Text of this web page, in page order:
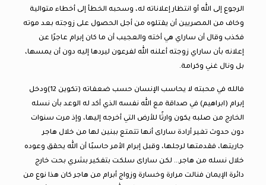
الرجوع إلى الله أو انتظار إعلاناته له، وسحبه الخطأ إلى أخطاء متوالية
وخاف من المصريين أن يقتلوه من أجل الحصول على زوجته بعد موته
فكذب وقال أن ساراي هي أخته والعجيب أن ما كان إبرام عاجرًا عن
إعلانه بأن ساراي زوجته أعلنه الله لفرعون ليردها إليه دون أن يمسها،
بل ونال غني وكرامة.
فالله في محبته لا يحاسب الإنسان حسب ضعفاته (تكوين 12)ودخل
إبرام (ابراهيم) في صداقة مع الله نفسه الذي أكد له الوعد بأن نسله
الخارج من صلبه يكون وارثًا للأرض التي أخرجه إليها، وإذ مرت سنوات
دون حدوث تغير أرادة ساراى أنها تتمتع ببنين لها من خلال هاجر
جاريتها، فقدمتها لرجلها، وقبل إبرام الأمر حاسبًا أن الله يحقق وعوده
خلال نسله من هاجر… لكن ساراى سلكت بتفكير بشري بحت خارج
دائرة الإيمان فنالت مرارة وخسارة وزواج أبرام من هاجر كان هذا نوع من